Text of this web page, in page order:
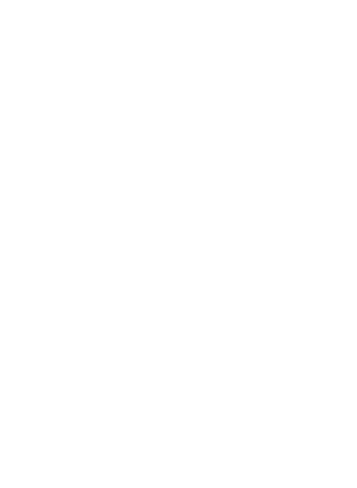
筹备建立冀南银行，手
对他说：“江逾白，我喜欢你，哲学和生物学意义上